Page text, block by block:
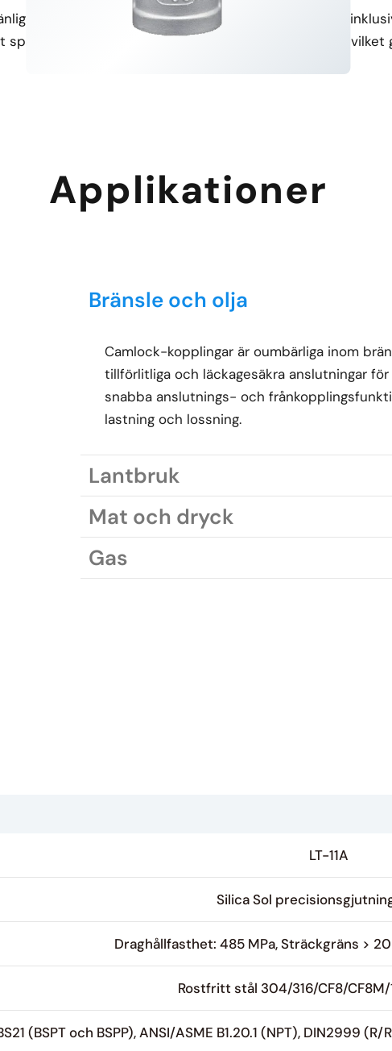
installation och förenklar
sparar tid och ansträngning.
Lämplig för olika system,
högtrycksvätsketillförsel,
Applikationer
Bränsle och olja
Camlock-kopplingar är oumbärliga inom
tillförlitliga och läckagesäkra anslutningar
snabba anslutnings- och
lastning och lossning.
Lantbruk
Mat och dryck
Gas
LT-11A
Silica Sol
Draghållfasthet: 485 MPa, Sträckgräns >
Rostfritt stål 304/316/CF8/
(BSPT och BSPP), ANSI/ASME B1.20.1 (NPT), DIN2999